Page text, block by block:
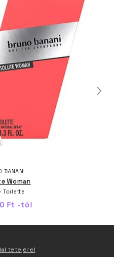
BANANI
Woman
Toilette
Ft -tól
tetejére!